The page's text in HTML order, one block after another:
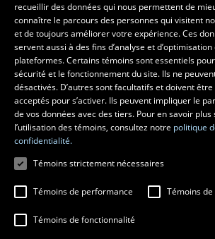
Les écoles et la recherche
École supérieure d’aménagement du territoire
régional
École d’architecture
École de design
Centre de recherche en aménagement et
recueillir des données qui nous permettent de
connaître le parcours des personnes qui visitent
et de toujours améliorer votre expérience. Ces
servent aussi à des fins d’analyse et d’optimisation
plateformes. Certains témoins sont essentiels
sécurité et le fonctionnement du site. Ils ne
désactivés. D’autres sont facultatifs et doivent être
acceptés pour s’activer. Ils peuvent impliquer le
de vos données avec des tiers. Pour en savoir plus
l’utilisation des témoins, consultez notre politique
confidentialité.
Témoins strictement nécessaires
Témoins de performance Témoins
Témoins de fonctionnalité